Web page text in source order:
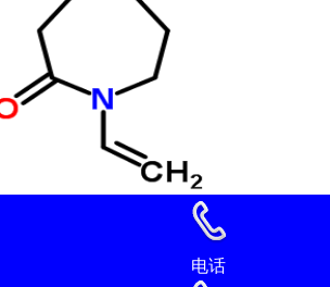
烯基已内酰胺 2235-00-9
电话